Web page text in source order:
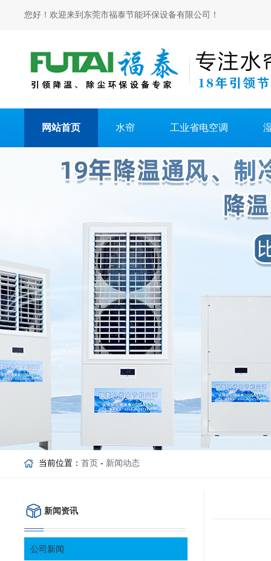
您好！欢迎来到东莞市福泰节能环保设备有限公司！
网站首页 水帘 工业省电空调
当前位置： 首页 - 新闻动态
新闻资讯
公司新闻